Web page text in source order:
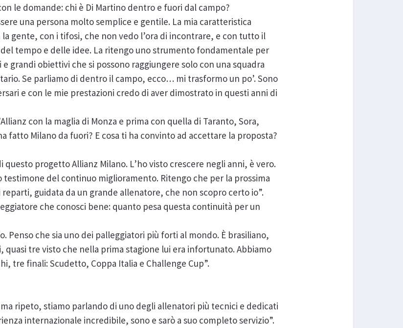
le domande: chi è Di Martino dentro e fuori dal campo?
una persona molto semplice e gentile. La mia caratteristica
gente, con i tifosi, che non vedo l’ora di incontrare, e con tutto il
tempo e delle idee. La ritengo uno strumento fondamentale per
grandi obiettivi che si possono raggiungere solo con una squadra
Se parliamo di dentro il campo, ecco… mi trasformo un po’. Sono
e con le mie prestazioni credo di aver dimostrato in questi anni di
con la maglia di Monza e prima con quella di Taranto, Sora,
fatto Milano da fuori? E cosa ti ha convinto ad accettare la proposta?
progetto Allianz Milano. L’ho visto crescere negli anni, è vero.
del continuo miglioramento. Ritengo che per la prossima
guidata da un grande allenatore, che non scopro certo io”.
che conosci bene: quanto pesa questa continuità per un
Penso che sia uno dei palleggiatori più forti al mondo. È brasiliano,
quasi tre visto che nella prima stagione lui era infortunato. Abbiamo
tre finali: Scudetto, Coppa Italia e Challenge Cup”.
ripeto, stiamo parlando di uno degli allenatori più tecnici e dedicati
internazionale incredibile, sono e sarò a suo completo servizio”.